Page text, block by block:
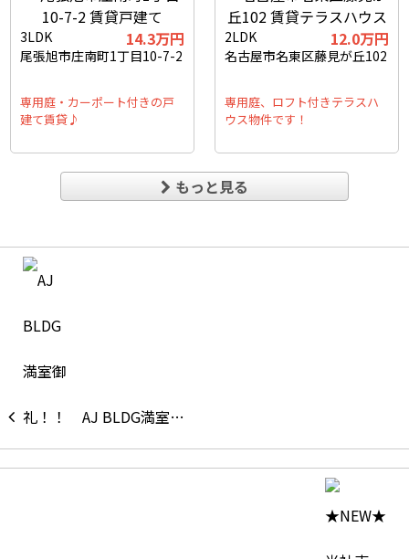
3LDK 14.3万円
尾張旭市庄南町1丁目10-7-2
専用庭・カーポート付きの戸
建て賃貸♪
2LDK 12.0万円
名古屋市名東区藤見が丘102
専用庭、ロフト付きテラスハ
ウス物件です！
もっと見る
AJ BLDG満室…